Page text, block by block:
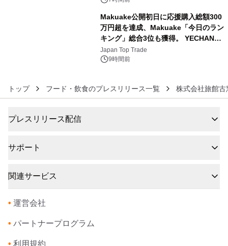
Makuake公開初日に応援購入総額300
万円超を達成、Makuake「今日のラン
キング」総合3位も獲得。 YECHAN音
浴シンギングボウル第2弾の大型サイ
ズ（XL・2XL・3XL）を先行販売中
Japan Top Trade
9時間前
トップ フード・飲食のプレスリリース一覧 株式会社旅館古
プレスリリース配信
サポート
関連サービス
• 運営会社
• パートナープログラム
• 利用規約